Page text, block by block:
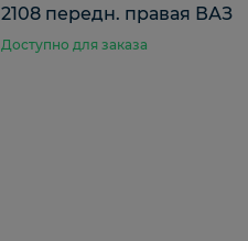
2108 передн. правая ВАЗ
Доступно для заказа